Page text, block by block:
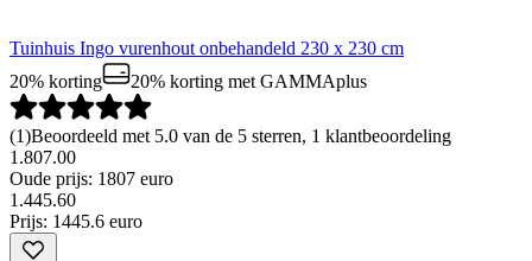
Tuinhuis Ingo vurenhout onbehandeld 230 x 230 cm
20% korting
20% korting met GAMMAplus
(1)Beoordeeld met 5.0 van de 5 sterren, 1 klantbeoordeling
1.807.00
Oude prijs: 1807 euro
1 .445.60
Prijs: 1445.6 euro